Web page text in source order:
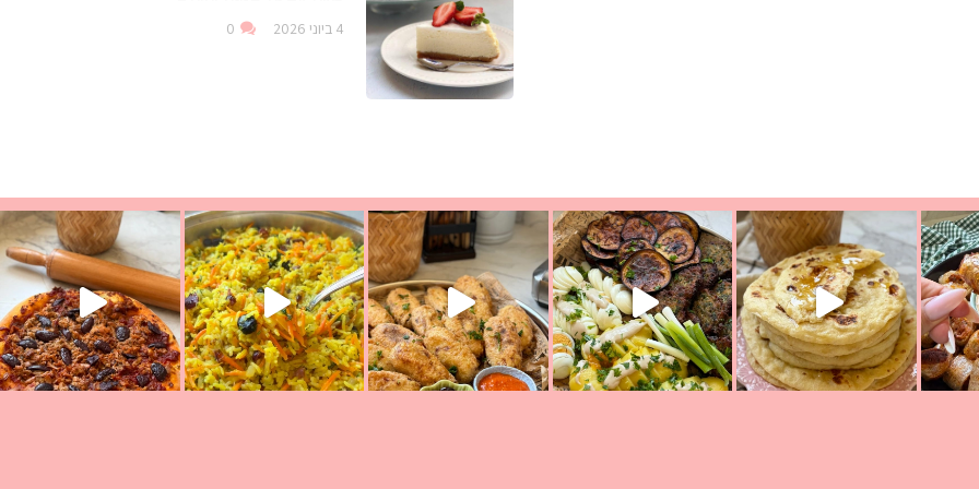
4 ביוני 2026 0
מעול
לאכול משהו אז מה בשבילכם? בפ
פסטל טוניסאי לתשעת הימים, חשבתי מה לחדש לכם ונראה
אורז יצירתי לתשעת הימים ולכבוד שבת קודשלמתכון
פיצה של תשעת הימים ולמה היא נקראת ככה? ההסבר בסרטו